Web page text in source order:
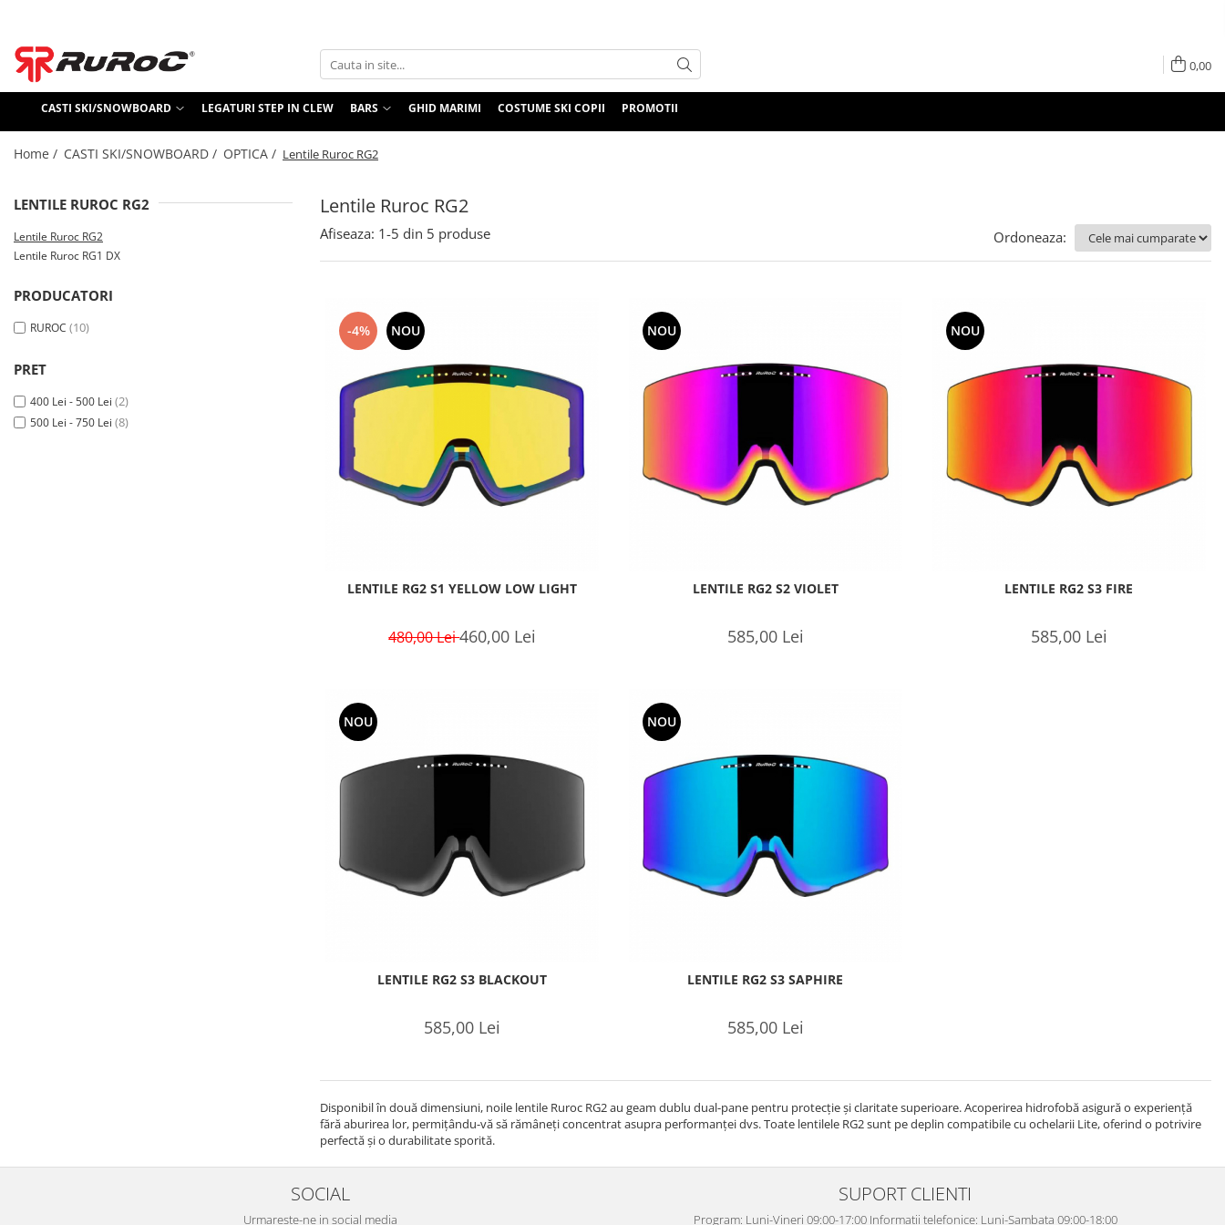
CASTI SKI/SNOWBOARD
Casti Full Face
RG2 Colectia 2025
OPTICA
Lentile Ruroc RG1 DX
Bars
Imbracaminte de corp Bars
Bandane/Esarfe Bars
Art Mask
0,00
CASTI SKI/SNOWBOARD LEGATURI STEP IN CLEW BARS GHID MARIMI COSTUME SKI COPII PROMOTII
Home / CASTI SKI/SNOWBOARD / OPTICA / Lentile Ruroc RG2
Lentile Ruroc RG2
LENTILE RUROC RG2
Lentile Ruroc RG2
Lentile Ruroc RG1 DX
PRODUCATORI
RUROC (10)
PRET
400 Lei - 500 Lei (2)
500 Lei - 750 Lei (8)
Afiseaza: 1-5 din 5 produse Ordoneaza:
-4% NOU
LENTILE RG2 S1 YELLOW LOW LIGHT
480,00 Lei460,00 Lei
NOU
LENTILE RG2 S2 VIOLET
585,00 Lei
NOU
LENTILE RG2 S3 FIRE
585,00 Lei
NOU
LENTILE RG2 S3 BLACKOUT
585,00 Lei
NOU
LENTILE RG2 S3 SAPHIRE
585,00 Lei
Disponibil în două dimensiuni, noile lentile Ruroc RG2 au geam dublu dual-pane pentru protecție și claritate superioare. Acoperirea hidrofobă asigură o experiență
fără aburirea lor, permițându-vă să rămâneți concentrat asupra performanței dvs. Toate lentilele RG2 sunt pe deplin compatibile cu ochelarii Lite, oferind o potrivire
perfectă și o durabilitate sporită.
SOCIAL
Urmareste-ne in social media
SUPORT CLIENTI
Program: Luni-Vineri 09:00-17:00 Informatii telefonice: Luni-Sambata 09:00-18:00